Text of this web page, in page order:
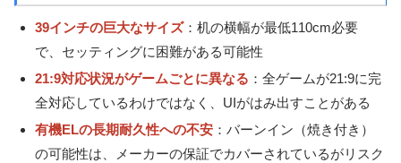
39インチの巨大なサイズ：机の横幅が最低110cm必要
で、セッティングに困難がある可能性
21:9対応状況がゲームごとに異なる ：全ゲームが21:9に完
全対応しているわけではなく、UIがはみ出すことがある
有機ELの長期耐久性への不安 ：バーンイン（焼き付き）
の可能性は、メーカーの保証でカバーされているがリスク